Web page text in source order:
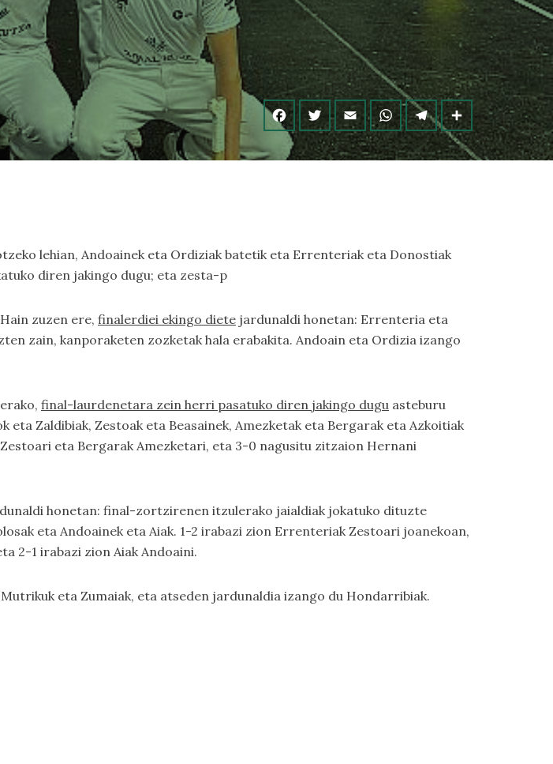
lehian, Andoainek eta Ordiziak batetik eta Errenteriak eta Donostiak
diren jakingo dugu; eta zesta-p
zuzen ere, finalerdiei ekingo diete jardunaldi honetan: Errenteria eta
zain, kanporaketen zozketak hala erabakita. Andoain eta Ordizia izango
final-laurdenetara zein herri pasatuko diren jakingo dugu asteburu
Zaldibiak, Zestoak eta Beasainek, Amezketak eta Bergarak eta Azkoitiak
eta Bergarak Amezketari, eta 3-0 nagusitu zitzaion Hernani
honetan: final-zortzirenen itzulerako jaialdiak jokatuko dituzte
eta Andoainek eta Aiak. 1-2 irabazi zion Errenteriak Zestoari joanekoan,
2-1 irabazi zion Aiak Andoaini.
eta Zumaiak, eta atseden jardunaldia izango du Hondarribiak.